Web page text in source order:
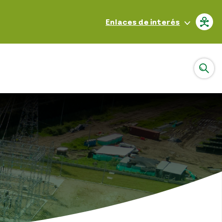
Enlaces de interés